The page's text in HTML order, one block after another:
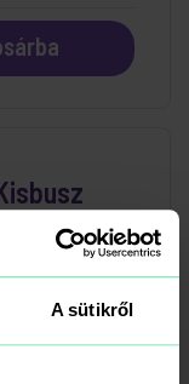
A sütikről